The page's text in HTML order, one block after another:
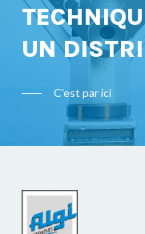
UN
C'est par ici